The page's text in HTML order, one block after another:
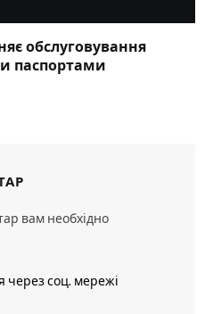
обслуговування
паспортами
вам необхідно
через соц. мережі